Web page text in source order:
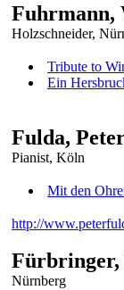
Fuhrmann,
Holzschneider,
Tribute to
Ein
Fulda,
Pianist, Köln
Mit den
http://
Nürnberg